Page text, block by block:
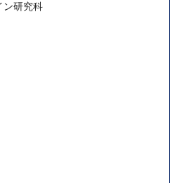
ン研究科